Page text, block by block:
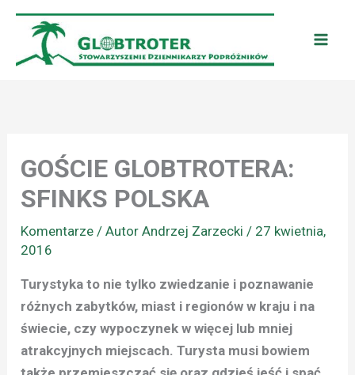
Przejdź
treści
GOŚCIE GLOBTROTERA:
SFINKS POLSKA
Komentarze / Autor Andrzej Zarzecki/ 27 kwietnia,
2016
Turystyka to nie tylko zwiedzanie i poznawanie
różnych zabytków, miast i regionów w kraju i na
świecie, czy wypoczynek w więcej lub mniej
atrakcyjnych miejscach. Turysta musi bowiem